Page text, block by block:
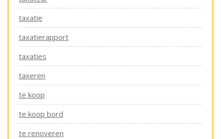
taxatie
taxatierapport
taxaties
taxeren
te koop
te koop bord
te renoveren